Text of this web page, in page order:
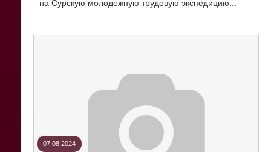
на Сурскую молодежную трудовую экспедицию...
07.08.2024